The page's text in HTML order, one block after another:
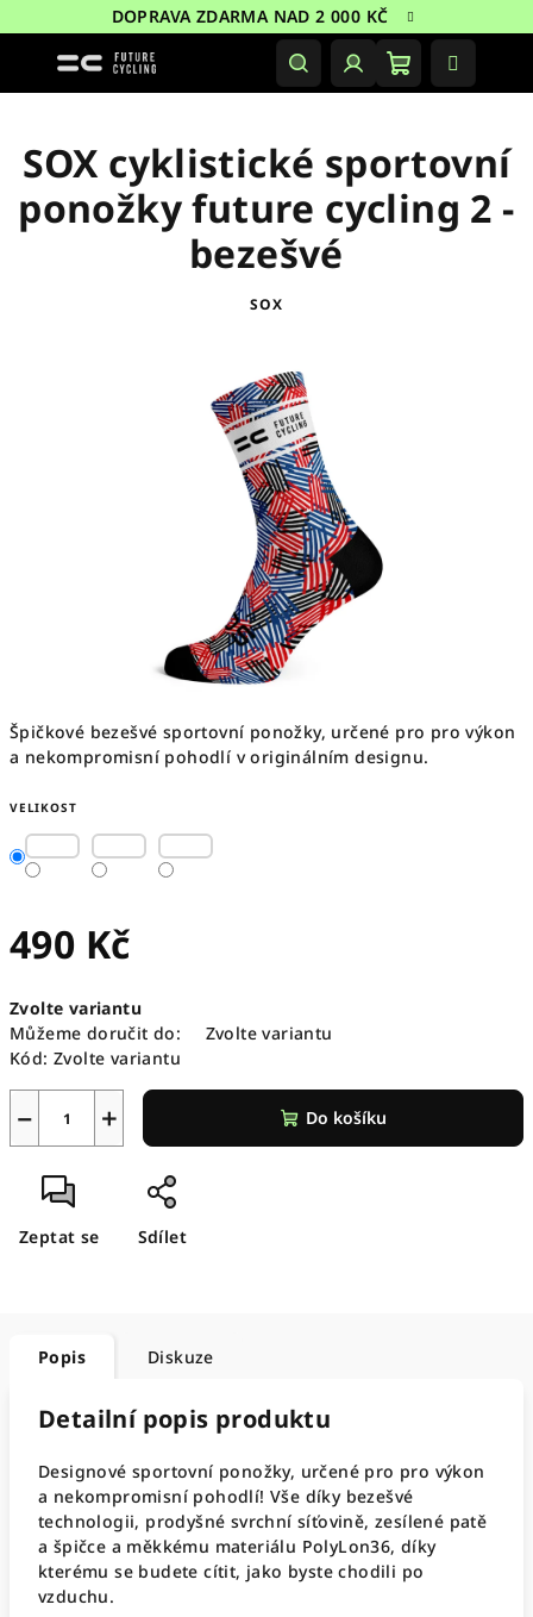
na
DOPRAVA ZDARMA NAD 2 000 KČ
HledatPřihlášeníNákupní
Špičkové bezešvé sportovní ponožky, určené pro pro výkon
a nekompromisní pohodlí v originálním designu.
VELIKOST
490 Kč
cena:
Zvolte variantu
Můžeme doručit do:
Zvolte variantu
Kód: Zvolte variantu
+
− Do košíku
Zeptat se Sdílet
SOX cyklistické sportovní
ponožky future cycling 2 -
bezešvé
SOX
Popis Diskuze
Detailní popis produktu
Designové sportovní ponožky, určené pro pro výkon
a nekompromisní pohodlí! Vše díky bezešvé
technologii, prodyšné svrchní síťovině, zesílené patě
a špičce a měkkému materiálu PolyLon36, díky
kterému se budete cítit, jako byste chodili po
vzduchu.